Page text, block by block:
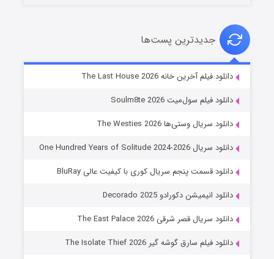
شوگر فصل ۲
خاندان اژدها فصل ۳
قسمت۶ (زیرنویس) منتشر شد
جدیدترین پست‌ها
دانلود فیلم آخرین خانه The Last House 2026
دانلود فیلم سول‌میت Soulm8te 2026
دانلود سریال وستی‌ها The Westies 2026
دانلود سریال One Hundred Years of Solitude 2024-2026
دانلود قسمت پنجم سریال کوری با کیفیت عالی BluRay
دانلود انیمیشن دکورادو Decorado 2025
دانلود سریال قصر شرقی The East Palace 2026
دانلود فیلم سارق گوشه گیر The Isolate Thief 2026